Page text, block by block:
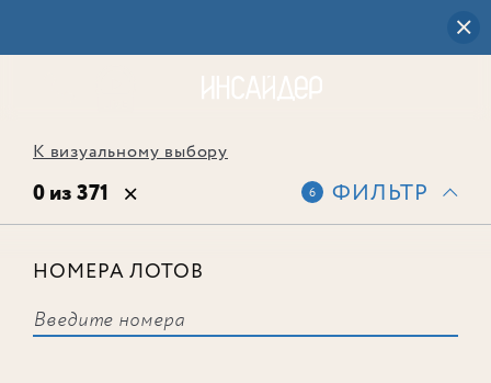
К визуальному выбору
0 из 371 6 ФИЛЬТР
НОМЕРА ЛОТОВ
соответствует ни одного лота